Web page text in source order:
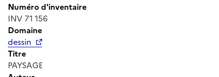
Numéro d'inventaire
INV 71 156
Domaine
dessin
Titre
PAYSAGE